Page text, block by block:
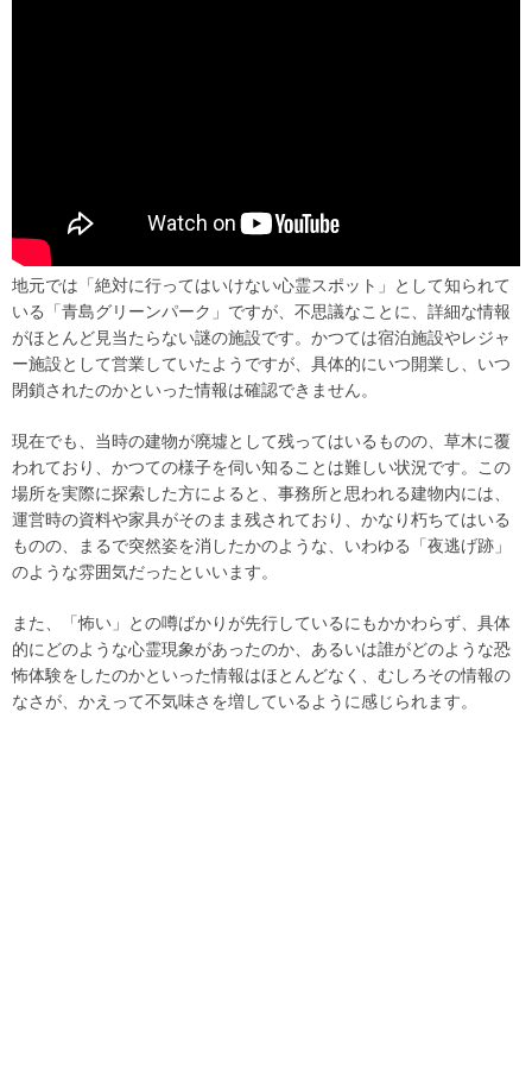
地元では「絶対に行ってはいけない心霊スポット」として知られて
いる「青島グリーンパーク」ですが、不思議なことに、詳細な情報
がほとんど見当たらない謎の施設です。かつては宿泊施設やレジャ
ー施設として営業していたようですが、具体的にいつ開業し、いつ
閉鎖されたのかといった情報は確認できません。
現在でも、当時の建物が廃墟として残ってはいるものの、草木に覆
われており、かつての様子を伺い知ることは難しい状況です。この
場所を実際に探索した方によると、事務所と思われる建物内には、
運営時の資料や家具がそのまま残されており、かなり朽ちてはいる
ものの、まるで突然姿を消したかのような、いわゆる「夜逃げ跡」
のような雰囲気だったといいます。
また、「怖い」との噂ばかりが先行しているにもかかわらず、具体
的にどのような心霊現象があったのか、あるいは誰がどのような恐
怖体験をしたのかといった情報はほとんどなく、むしろその情報の
なさが、かえって不気味さを増しているように感じられます。